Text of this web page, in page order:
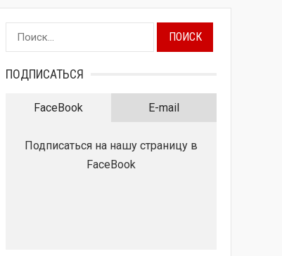
Найти:
ПОДПИСАТЬСЯ
FaceBook E-mail
Подписаться на нашу страницу в
FaceBook